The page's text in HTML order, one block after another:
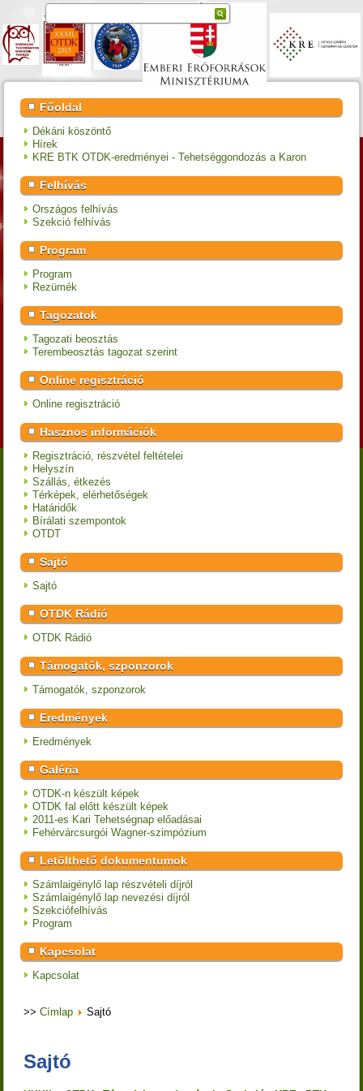
Főoldal
Dékáni köszöntő
Hírek
KRE BTK OTDK-eredményei - Tehetséggondozás a Karon
Felhívás
Országos felhívás
Szekció felhívás
Program
Program
Rezümék
Tagozatok
Tagozati beosztás
Terembeosztás tagozat szerint
Online regisztráció
Online regisztráció
Hasznos információk
Regisztráció, részvétel feltételei
Helyszín
Szállás, étkezés
Térképek, elérhetőségek
Határidők
Bírálati szempontok
OTDT
Sajtó
Sajtó
OTDK Rádió
OTDK Rádió
Támogatók, szponzorok
Támogatók, szponzorok
Eredmények
Eredmények
Galéria
OTDK-n készült képek
OTDK fal előtt készült képek
2011-es Kari Tehetségnap előadásai
Fehérvárcsurgói Wagner-szimpózium
Letölthető dokumentumok
Számlaigénylő lap részvételi díjról
Számlaigénylő lap nevezési díjról
Szekciófelhívás
Program
Kapcsolat
Kapcsolat
>>Címlap Sajtó
Sajtó